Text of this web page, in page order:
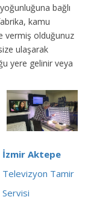
bağlı
kamu
vermiş olduğunuz
ulaşarak
yere gelinir veya
İzmir Aktepe
Televizyon Tamir
Servisi